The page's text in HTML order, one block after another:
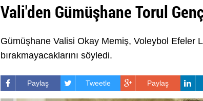
Vali'den Gümüşhane Torul
Gümüşhane Valisi Okay Memiş, Voleybol Efeler
bırakmayacaklarını söyledi.
Paylaş Tweetle Paylaş